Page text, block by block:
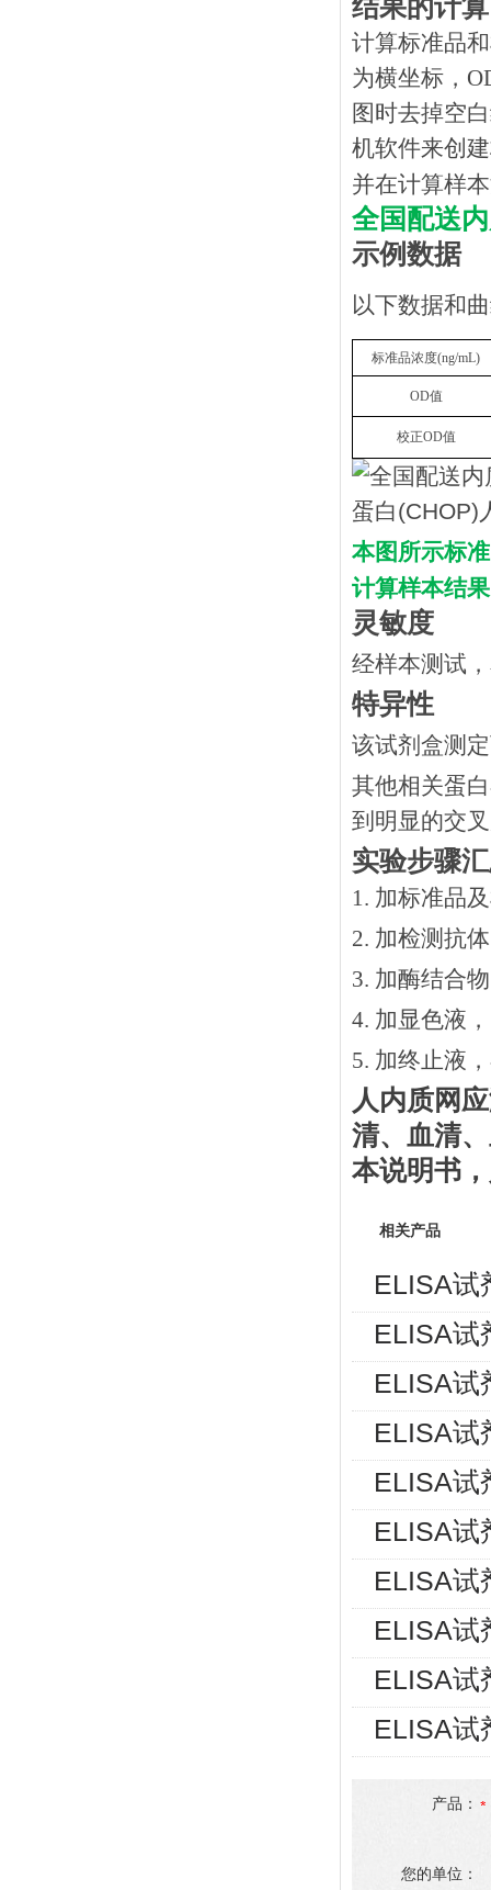
结果的计算
计算标准品
为横坐标，
图时去掉空
机软件来创
并在计算样
全国配送
示例数据
以下数据和
标准品浓度(ng/mL)
OD值
校正OD值
本图所示标
计算样本结果
灵敏度
经样本测试
特异性
该试剂盒测
其他相关蛋
到明显的交
实验步骤
1. 加标准品
2. 加检测抗
3. 加酶结合
4. 加显色液
5. 加终止液
人内质网
清、血清
本说明书
相关产品
ELISA试
ELISA试
ELISA试
ELISA试
ELISA试
ELISA试
ELISA试
ELISA试
ELISA试
ELISA试
产品：
您的单位：